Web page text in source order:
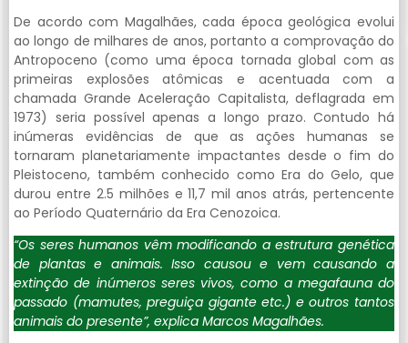
De acordo com Magalhães, cada época geológica evolui
ao longo de milhares de anos, portanto a comprovação do
Antropoceno (como uma época tornada global com as
primeiras explosões atômicas e acentuada com a
chamada Grande Aceleração Capitalista, deflagrada em
1973) seria possível apenas a longo prazo. Contudo há
inúmeras evidências de que as ações humanas se
tornaram planetariamente impactantes desde o fim do
Pleistoceno, também conhecido como Era do Gelo, que
durou entre 2.5 milhões e 11,7 mil anos atrás, pertencente
ao Período Quaternário da Era Cenozoica.
“Os seres humanos vêm modificando a estrutura genética
de plantas e animais. Isso causou e vem causando a
extinção de inúmeros seres vivos, como a megafauna do
passado (mamutes, preguiça gigante etc.) e outros tantos
animais do presente”, explica Marcos Magalhães.